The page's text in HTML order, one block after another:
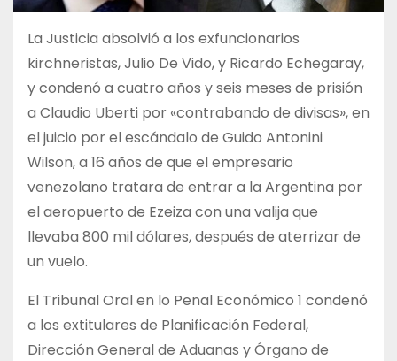
La Justicia absolvió a los exfuncionarios
kirchneristas, Julio De Vido, y Ricardo Echegaray,
y condenó a cuatro años y seis meses de prisión
a Claudio Uberti por «contrabando de divisas», en
el juicio por el escándalo de Guido Antonini
Wilson, a 16 años de que el empresario
venezolano tratara de entrar a la Argentina por
el aeropuerto de Ezeiza con una valija que
llevaba 800 mil dólares, después de aterrizar de
un vuelo.
El Tribunal Oral en lo Penal Económico 1 condenó
a los extitulares de Planificación Federal,
Dirección General de Aduanas y Órgano de